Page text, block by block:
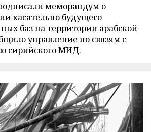
меморандум о
касательно будущего
баз на территории арабской
управление по связям с
сирийского МИД.